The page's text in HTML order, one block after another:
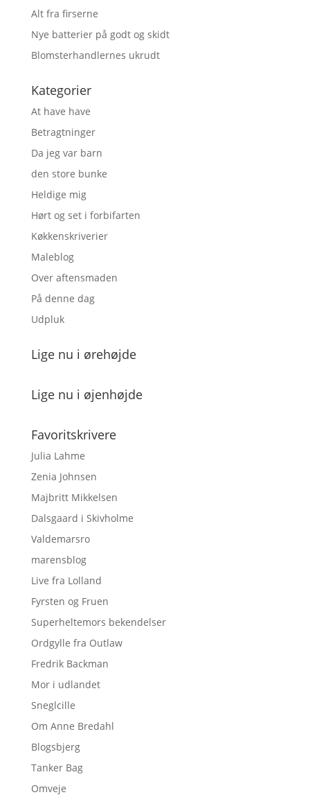
Alt fra firserne
Nye batterier på godt og skidt
Blomsterhandlernes ukrudt
Kategorier
At have have
Betragtninger
Da jeg var barn
den store bunke
Heldige mig
Hørt og set i forbifarten
Køkkenskriverier
Maleblog
Over aftensmaden
På denne dag
Udpluk
Lige nu i ørehøjde
Lige nu i øjenhøjde
Favoritskrivere
Julia Lahme
Zenia Johnsen
Majbritt Mikkelsen
Dalsgaard i Skivholme
Valdemarsro
marensblog
Live fra Lolland
Fyrsten og Fruen
Superheltemors bekendelser
Ordgylle fra Outlaw
Fredrik Backman
Mor i udlandet
Sneglcille
Om Anne Bredahl
Blogsbjerg
Tanker Bag
Omveje